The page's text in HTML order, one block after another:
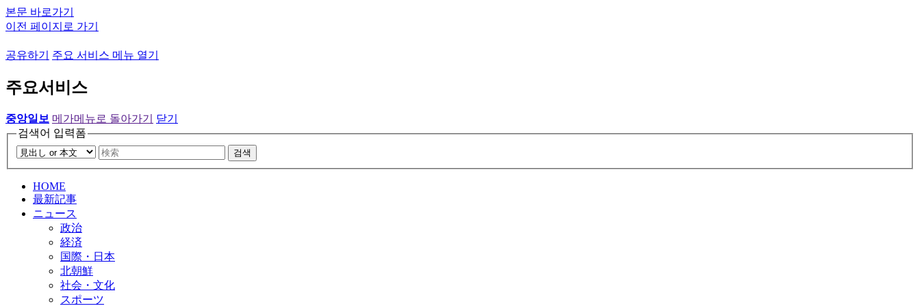
본문 바로가기
이전 페이지로 가기
공유하기 주요 서비스 메뉴 열기
주요서비스
중앙일보 메가메뉴로 돌아가기
닫기
검색어 입력폼
검색
HOME
最新記事
ニュース
政治
経済
国際・日本
北朝鮮
社会・文化
スポーツ